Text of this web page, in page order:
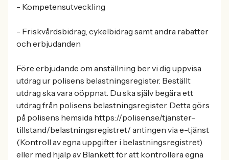
- Kompetensutveckling
- Friskvårdsbidrag, cykelbidrag samt andra rabatter
och erbjudanden
Före erbjudande om anställning ber vi dig uppvisa
utdrag ur polisens belastningsregister. Beställt
utdrag ska vara oöppnat. Du ska själv begära ett
utdrag från polisens belastningsregister. Detta görs
på polisens hemsida https://polisen.se/tjanster-
tillstand/belastningsregistret/ antingen via e-tjänst
(Kontroll av egna uppgifter i belastningsregistret)
eller med hjälp av Blankett för att kontrollera egna